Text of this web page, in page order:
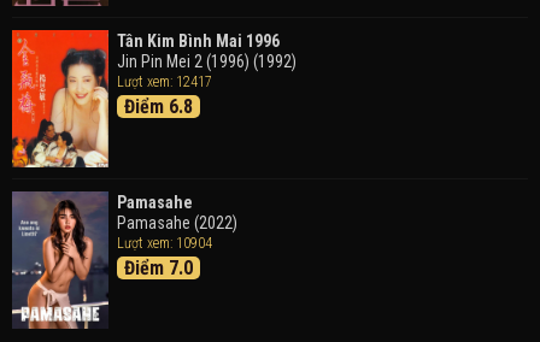
Tân Kim Bình Mai 1996
Jin Pin Mei 2 (1996) (1992)
Lượt xem: 12417
Điểm 6.8
Pamasahe
Pamasahe (2022)
Lượt xem: 10904
Điểm 7.0